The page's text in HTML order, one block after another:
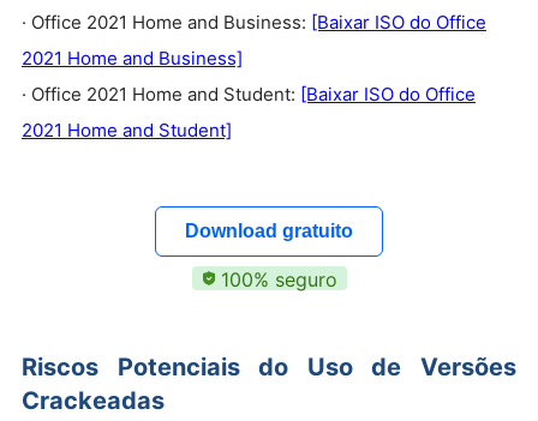
· Office 2021 Home and Business: [Baixar ISO do Office
2021 Home and Business]
· Office 2021 Home and Student: [Baixar ISO do Office
2021 Home and Student]
Download gratuito
100% seguro
Riscos Potenciais do Uso de Versões
Crackeadas